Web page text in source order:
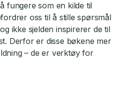
fungere som en kilde til
oss til å stille spørsmål
ikke sjelden inspirerer de til
Derfor er disse bøkene mer
– de er verktøy for